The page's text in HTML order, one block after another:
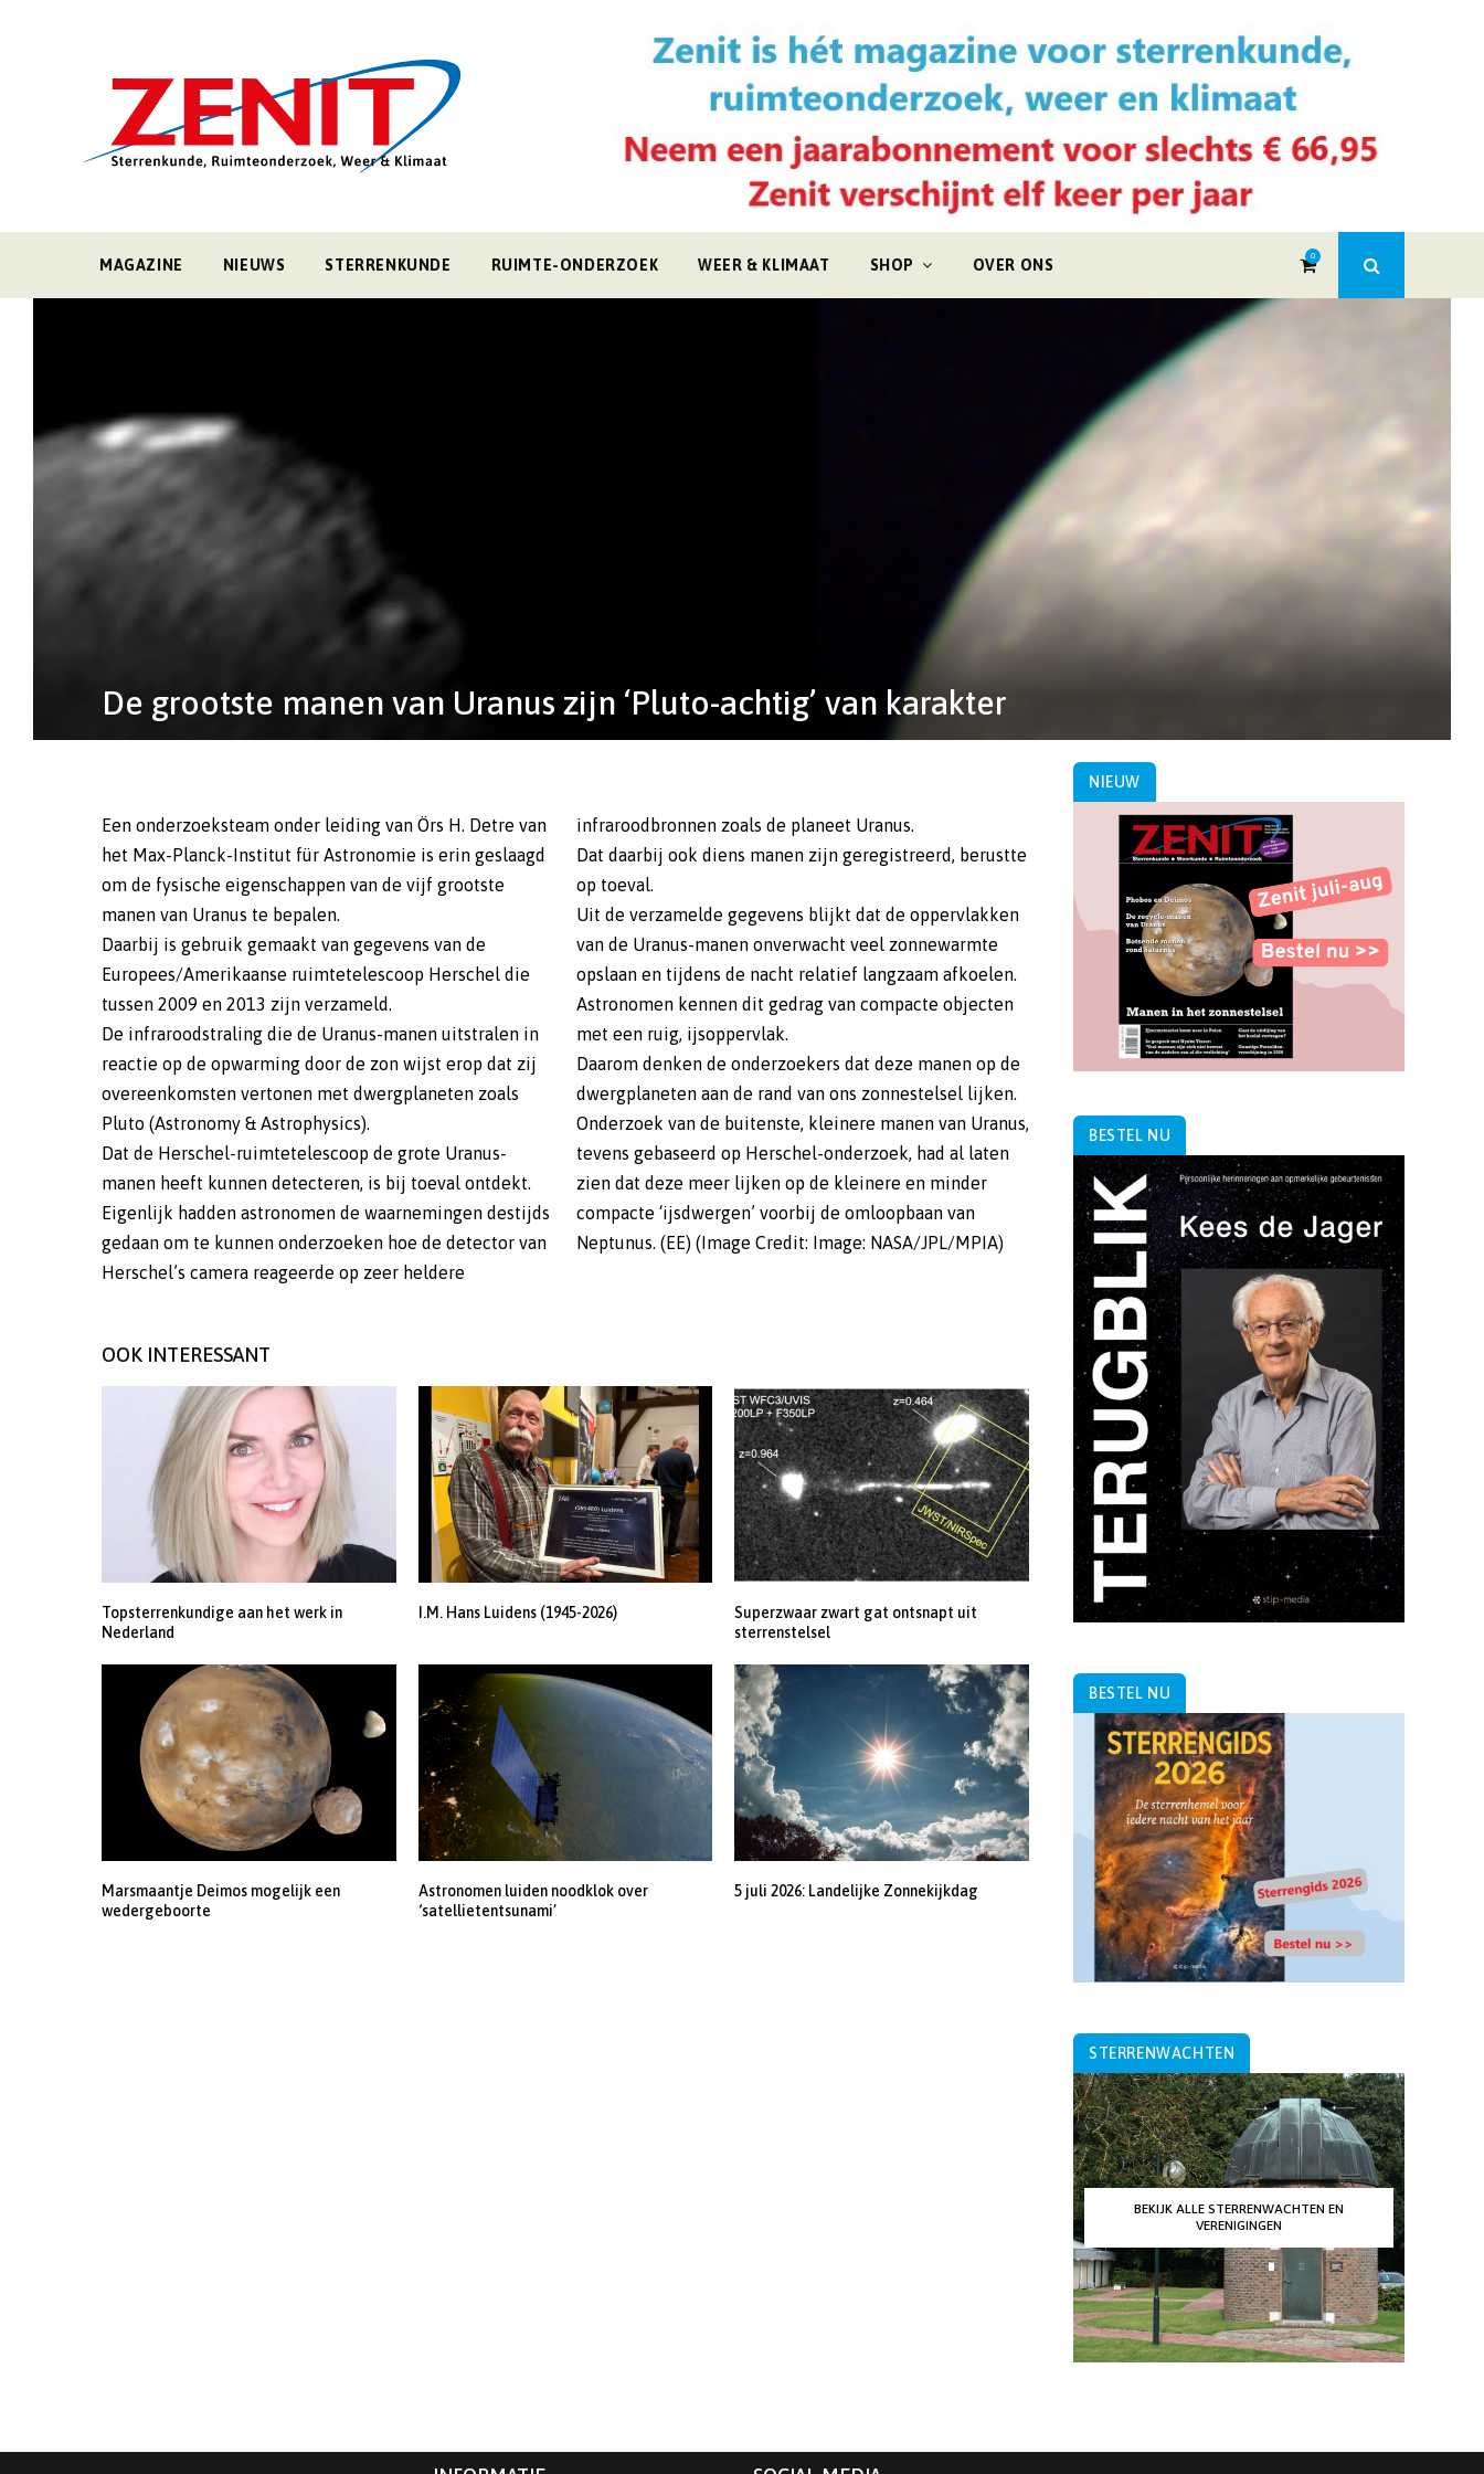
MAGAZINE NIEUWS STERRENKUNDE RUIMTE-ONDERZOEK WEER & KLIMAAT SHOP OVER ONS
0
De grootste manen van Uranus zijn ‘Pluto-achtig’ van karakter
Een onderzoeksteam onder leiding van Örs H. Detre van
het Max-Planck-Institut für Astronomie is erin geslaagd
om de fysische eigenschappen van de vijf grootste
manen van Uranus te bepalen.
Daarbij is gebruik gemaakt van gegevens van de
Europees/Amerikaanse ruimtetelescoop Herschel die
tussen 2009 en 2013 zijn verzameld.
De infraroodstraling die de Uranus-manen uitstralen in
reactie op de opwarming door de zon wijst erop dat zij
overeenkomsten vertonen met dwergplaneten zoals
Pluto (Astronomy & Astrophysics).
Dat de Herschel-ruimtetelescoop de grote Uranus-
manen heeft kunnen detecteren, is bij toeval ontdekt.
Eigenlijk hadden astronomen de waarnemingen destijds
gedaan om te kunnen onderzoeken hoe de detector van
Herschel’s camera reageerde op zeer heldere
infraroodbronnen zoals de planeet Uranus.
Dat daarbij ook diens manen zijn geregistreerd, berustte
op toeval.
Uit de verzamelde gegevens blijkt dat de oppervlakken
van de Uranus-manen onverwacht veel zonnewarmte
opslaan en tijdens de nacht relatief langzaam afkoelen.
Astronomen kennen dit gedrag van compacte objecten
met een ruig, ijsoppervlak.
Daarom denken de onderzoekers dat deze manen op de
dwergplaneten aan de rand van ons zonnestelsel lijken.
Onderzoek van de buitenste, kleinere manen van Uranus,
tevens gebaseerd op Herschel-onderzoek, had al laten
zien dat deze meer lijken op de kleinere en minder
compacte ‘ijsdwergen’ voorbij de omloopbaan van
Neptunus. (EE) (Image Credit: Image: NASA/JPL/MPIA)
OOK INTERESSANT
Topsterrenkundige aan het werk in
Nederland
I.M. Hans Luidens (1945-2026)
Superzwaar zwart gat ontsnapt uit
sterrenstelsel
Marsmaantje Deimos mogelijk een
wedergeboorte
Astronomen luiden noodklok over
‘satellietentsunami’
5 juli 2026: Landelijke Zonnekijkdag
NIEUW
BESTEL NU
BESTEL NU
STERRENWACHTEN
BEKIJK ALLE STERRENWACHTEN EN
VERENIGINGEN